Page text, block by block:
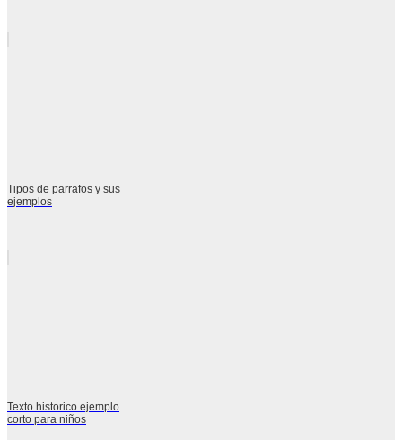
Tipos de parrafos y sus
ejemplos
Texto historico ejemplo
corto para niños